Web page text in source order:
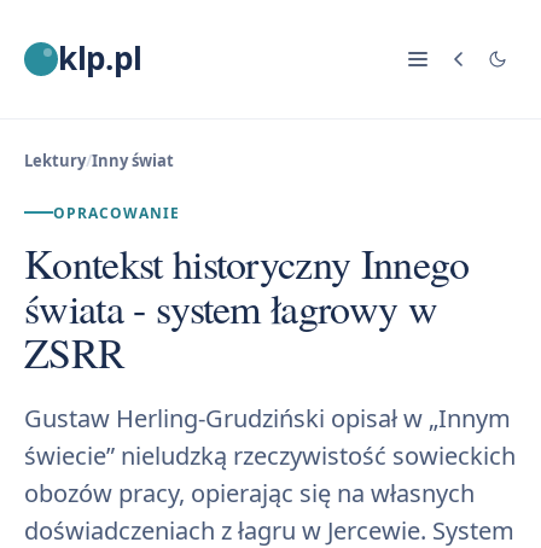
klp.pl
Lektury/Inny świat
OPRACOWANIE
Kontekst historyczny Innego
świata - system łagrowy w
ZSRR
Gustaw Herling-Grudziński opisał w „Innym
świecie” nieludzką rzeczywistość sowieckich
obozów pracy, opierając się na własnych
doświadczeniach z łagru w Jercewie. System